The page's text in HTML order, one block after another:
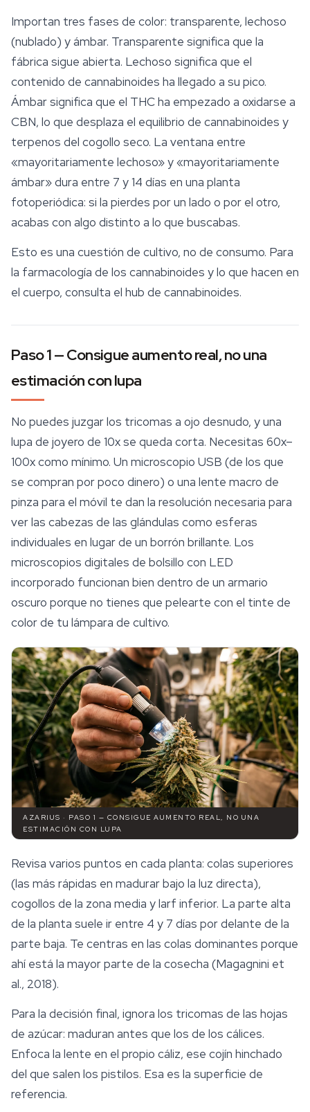
Importan tres fases de color: transparente, lechoso
(nublado) y ámbar. Transparente significa que la
fábrica sigue abierta. Lechoso significa que el
contenido de cannabinoides ha llegado a su pico.
Ámbar significa que el THC ha empezado a oxidarse a
CBN, lo que desplaza el equilibrio de cannabinoides y
terpenos del cogollo seco. La ventana entre
«mayoritariamente lechoso» y «mayoritariamente
ámbar» dura entre 7 y 14 días en una planta
fotoperiódica: si la pierdes por un lado o por el otro,
acabas con algo distinto a lo que buscabas.
Esto es una cuestión de cultivo, no de consumo. Para
la farmacología de los cannabinoides y lo que hacen en
el cuerpo, consulta el hub de cannabinoides.
Paso 1 — Consigue aumento real, no una
estimación con lupa
No puedes juzgar los tricomas a ojo desnudo, y una
lupa de joyero de 10x se queda corta. Necesitas 60x–
100x como mínimo. Un microscopio USB (de los que
se compran por poco dinero) o una lente macro de
pinza para el móvil te dan la resolución necesaria para
ver las cabezas de las glándulas como esferas
individuales en lugar de un borrón brillante. Los
microscopios digitales de bolsillo con LED
incorporado funcionan bien dentro de un armario
oscuro porque no tienes que pelearte con el tinte de
color de tu lámpara de cultivo.
AZARIUS · PASO 1 — CONSIGUE AUMENTO REAL, NO UNA
ESTIMACIÓN CON LUPA
Revisa varios puntos en cada planta: colas superiores
(las más rápidas en madurar bajo la luz directa),
cogollos de la zona media y larf inferior. La parte alta
de la planta suele ir entre 4 y 7 días por delante de la
parte baja. Te centras en las colas dominantes porque
ahí está la mayor parte de la cosecha (Magagnini et
al., 2018).
Para la decisión final, ignora los tricomas de las hojas
de azúcar: maduran antes que los de los cálices.
Enfoca la lente en el propio cáliz, ese cojín hinchado
del que salen los pistilos. Esa es la superficie de
referencia.